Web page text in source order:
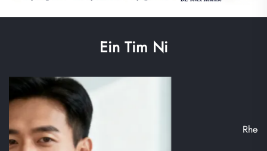
Ein Tim Ni